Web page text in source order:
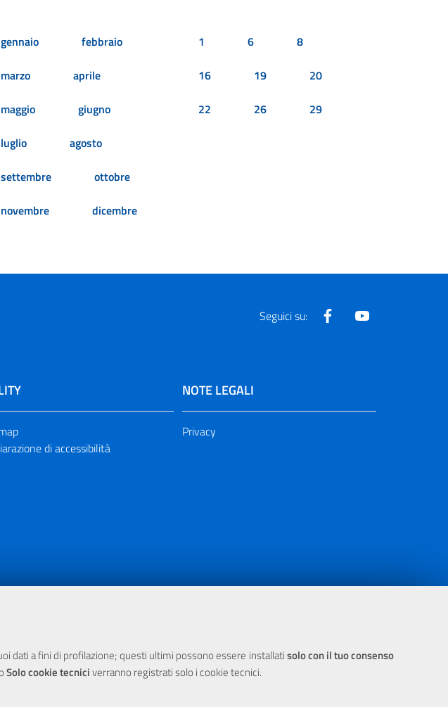
dati a fini di profilazione; questi ultimi possono essere installatisolo con il tuo consenso
Solo cookie tecniciverranno registrati solo i cookie tecnici.
gennaio
febbraio
marzo
aprile
maggio
giugno
luglio
agosto
settembre
ottobre
novembre
dicembre
1 6
8
16
19
20
22
26 29
Seguici su: Facebook
di accessibilità
NOTE LEGALI
Privacy
i fondi del POR Sicilia 2000/2006 Misura 6.05 - Fondo FESR